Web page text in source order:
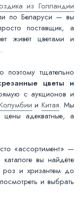
из Голландии
по Беларуси — вы
поставщик, а
живёт цветами и
тщательно
цветы и
с аукционов и
и Китая. Мы
адекватные, а
«ассортимент» —
вы найдёте
роз и хризантем до
и выбрать